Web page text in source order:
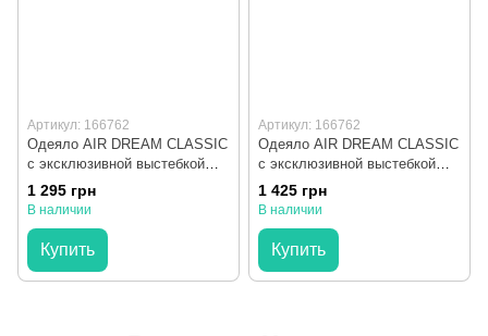
Артикул: 166762
Одеяло AIR DREAM CLASSIC
с эксклюзивной выстебкой
IDEIA летнее 155x210 см
1 295 грн
В наличии
Купить
Артикул: 166762
Одеяло AIR DREAM CLASSIC
с эксклюзивной выстебкой
IDEIA летнее 175x210 см
1 425 грн
В наличии
Купить